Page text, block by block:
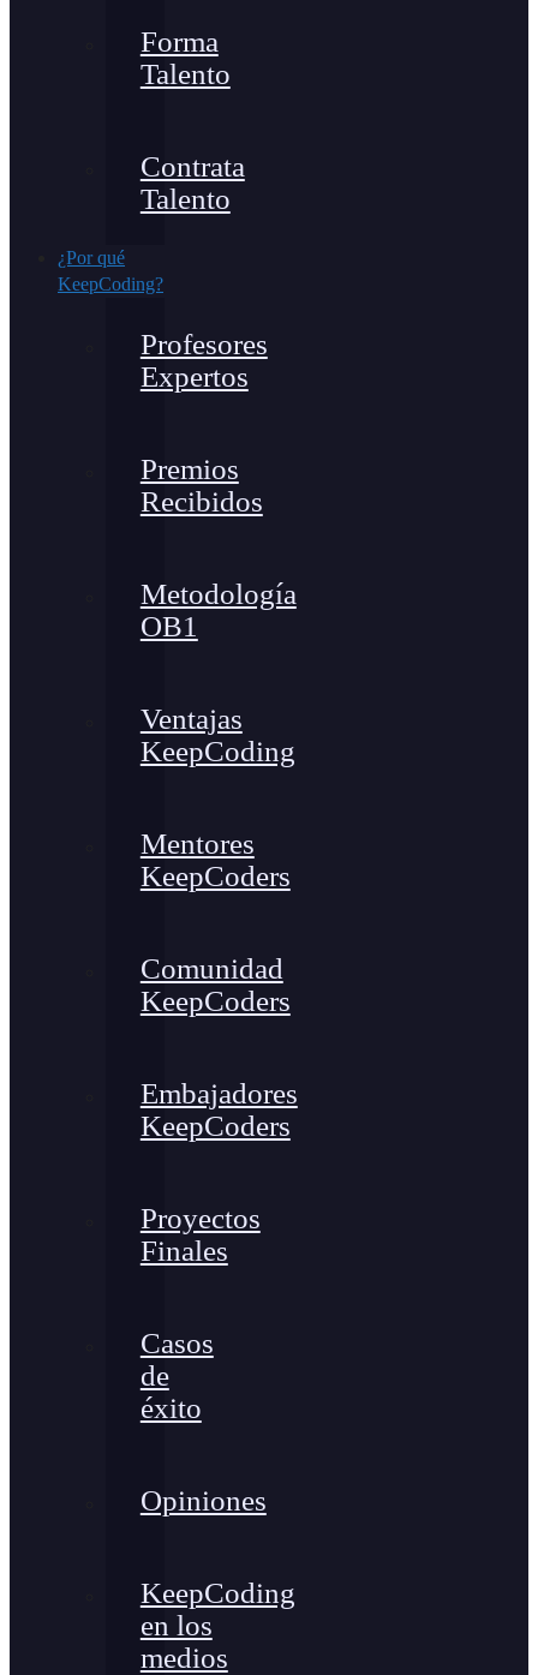
Forma
Talento
Contrata
Talento
¿Por qué
KeepCoding?
Profesores
Expertos
Premios
Recibidos
Metodología
OB1
Ventajas
KeepCoding
Mentores
KeepCoders
Comunidad
KeepCoders
Embajadores
KeepCoders
Proyectos
Finales
Casos
de
éxito
Opiniones
KeepCoding
en los
medios